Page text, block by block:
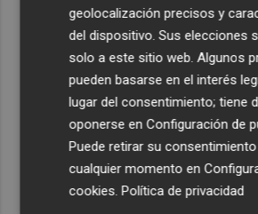
geolocalización precisos y
del dispositivo. Sus elecciones
solo a este sitio web. Algunos
pueden basarse en el interés
lugar del consentimiento; tiene
oponerse enConfiguración de
Puede retirar su
cualquier momento en
cookies.Política de privacidad